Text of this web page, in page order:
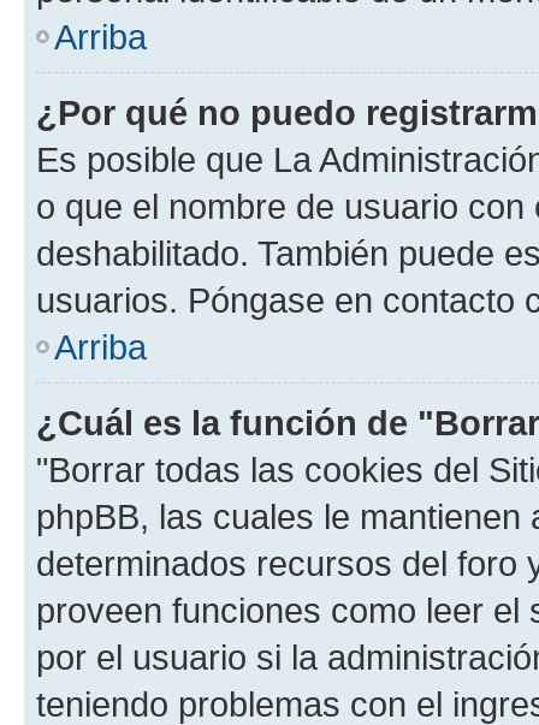
Arriba
¿Por qué no puedo
Es posible que La
o que el nombre de usuario
deshabilitado. También puede
usuarios. Póngase en contacto
Arriba
¿Cuál es la función de
"Borrar todas las cookies del
phpBB, las cuales le
determinados recursos del foro
proveen funciones como leer el
por el usuario si la
teniendo problemas con el